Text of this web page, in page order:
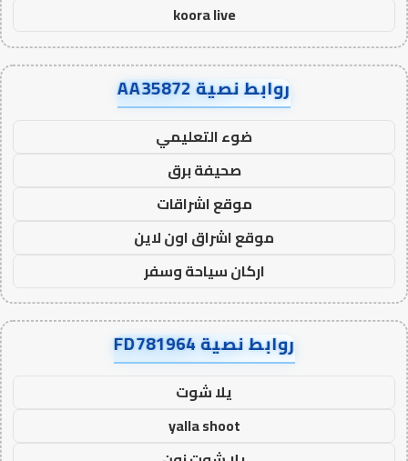
koora live
روابط نصية AA35872
ضوء التعليمي
صحيفة برق
موقع اشراقات
موقع اشراق اون لاين
اركان سياحة وسفر
روابط نصية FD781964
يلا شوت
yalla shoot